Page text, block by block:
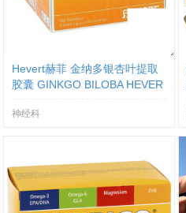
Hevert赫菲 金纳多银杏叶提取
胶囊 GINKGO BILOBA HEVER
神经科